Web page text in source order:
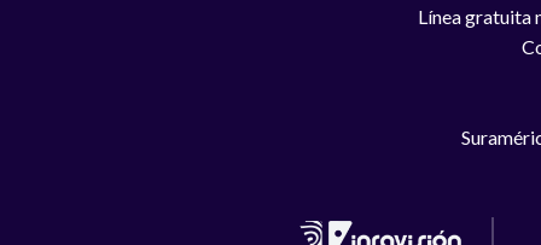
Línea gratuita